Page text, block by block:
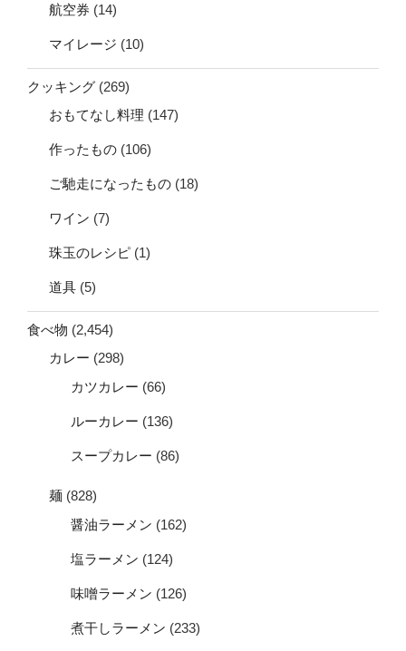
航空券 (14)
マイレージ (10)
クッキング (269)
おもてなし料理 (147)
作ったもの (106)
ご馳走になったもの (18)
ワイン (7)
珠玉のレシピ (1)
道具 (5)
食べ物 (2,454)
カレー (298)
カツカレー (66)
ルーカレー (136)
スープカレー (86)
麺 (828)
醤油ラーメン (162)
塩ラーメン (124)
味噌ラーメン (126)
煮干しラーメン (233)